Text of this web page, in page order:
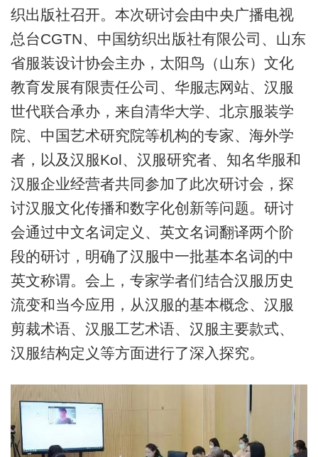
织出版社召开。本次研讨会由中央广播电视
总台CGTN、中国纺织出版社有限公司、山东
省服装设计协会主办，太阳鸟（山东）文化
教育发展有限责任公司、华服志网站、汉服
世代联合承办，来自清华大学、北京服装学
院、中国艺术研究院等机构的专家、海外学
者，以及汉服Kol、汉服研究者、知名华服和
汉服企业经营者共同参加了此次研讨会，探
讨汉服文化传播和数字化创新等问题。研讨
会通过中文名词定义、英文名词翻译两个阶
段的研讨，明确了汉服中一批基本名词的中
英文称谓。会上，专家学者们结合汉服历史
流变和当今应用，从汉服的基本概念、汉服
剪裁术语、汉服工艺术语、汉服主要款式、
汉服结构定义等方面进行了深入探究。